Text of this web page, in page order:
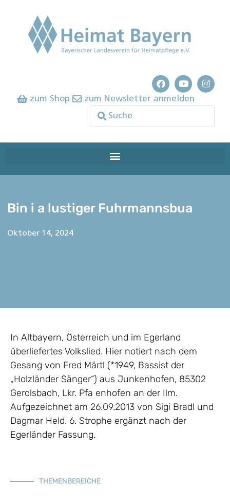
zum Shop zum Newsletter anmelden
Bin i a lustiger Fuhrmannsbua
Oktober 14, 2024
In Altbayern, Österreich und im Egerland
überliefertes Volkslied. Hier notiert nach dem
Gesang von Fred Märtl (*1949, Bassist der
„Holzländer Sänger“) aus Junkenhofen, 85302
Gerolsbach, Lkr. Pfa enhofen an der Ilm.
Aufgezeichnet am 26.09.2013 von Sigi Bradl und
Dagmar Held. 6. Strophe ergänzt nach der
Egerländer Fassung.
THEMENBEREICHE